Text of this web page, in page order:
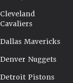
Cleveland
Cavaliers
Dallas Mavericks
Denver Nuggets
Detroit Pistons